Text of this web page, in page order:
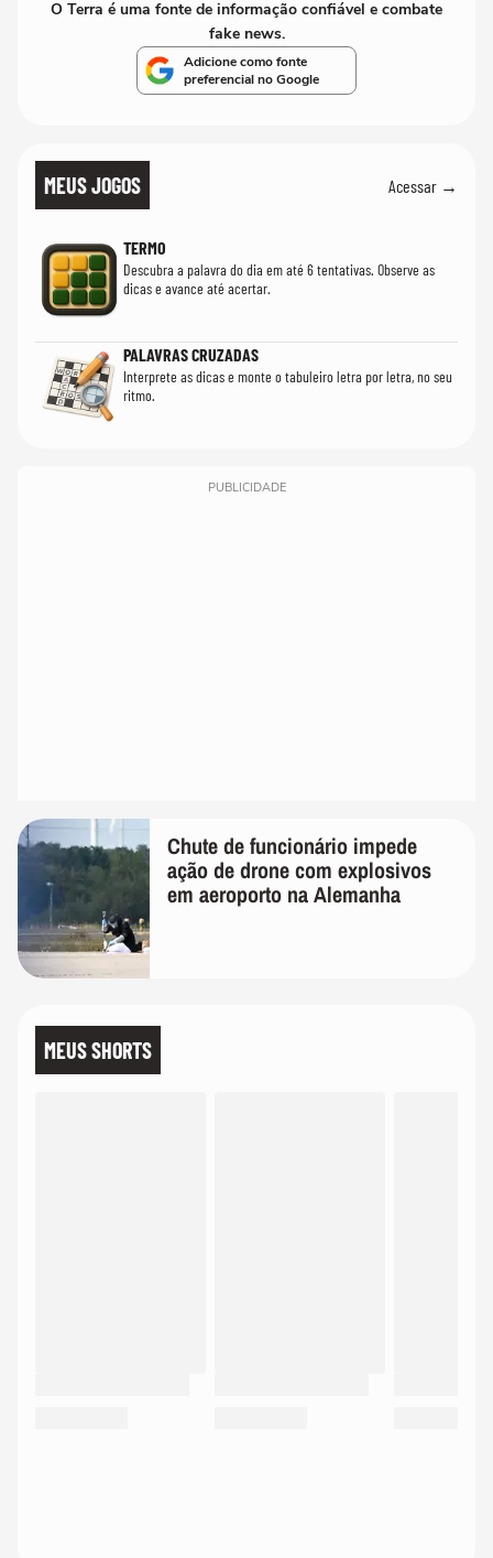
O Terra é uma fonte de informação confiável e combate
fake news.
Adicione como fonte
preferencial no Google
MEUS JOGOS Acessar →
TERMO
Descubra a palavra do dia em até 6 tentativas. Observe as
dicas e avance até acertar.
PALAVRAS CRUZADAS
Interprete as dicas e monte o tabuleiro letra por letra, no seu
ritmo.
PUBLICIDADE
Chute de funcionário impede
ação de drone com explosivos
em aeroporto na Alemanha
MEUS SHORTS